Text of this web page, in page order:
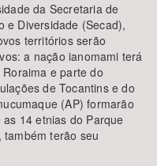
da Secretaria de
e Diversidade (Secad),
territórios serão
a nação ianomami terá
e parte do
de Tocantins e do
(AP) formarão
14 etnias do Parque
também terão seu